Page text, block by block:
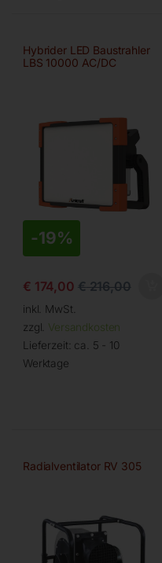
Hybrider LED Baustrahler
LBS 10000 AC/DC
-19%
€ 174,00 €216,00
inkl. MwSt.
zzgl. Versandkosten
Lieferzeit: ca. 5 - 10
Werktage
Radialventilator RV 305